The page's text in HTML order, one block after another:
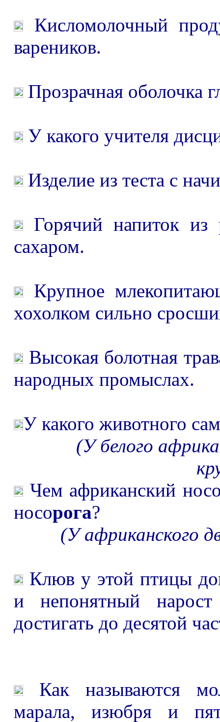
Кисломолочный
вареников.
Прозрачная оболочка
У какого учителя
Изделие из теста с
Горячий напиток
сахаром.
Крупное
хохолком сильно
Высокая болотная
народных промыслах.
У какого животного
(У белого
Чем африканский
носорога?
(У африканского
Клюв у этой птицы
и непонятный
достигать до десятой
Как называются
марала, изюбря и